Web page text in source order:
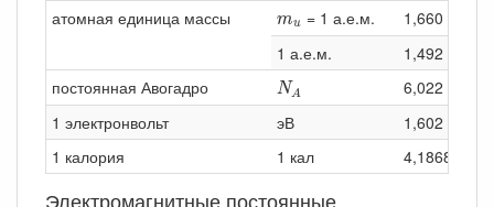
атомная единица массы
mu
mu = 1 а.е.м.
1,660 539
1 а.е.м.
1,492 418
постоянная Авогадро
NA
NA
6,022 140
1 электронвольт
эВ
1,602 176
1 калория
1 кал 4,1868 Дж
Электромагнитные постоянные